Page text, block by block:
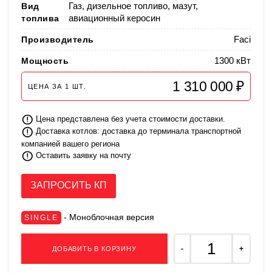
Вид
топлива
Газ, дизельное топливо, мазут,
авиационный керосин
Производитель Faci
Мощность 1300 кВт
ЦЕНА ЗА 1 ШТ. 1 310 000 ₽
Цена представлена без учета стоимости доставки.
Доставка котлов: доставка до терминала транспортной
компанией вашего региона
Оставить заявку на почту
ЗАПРОСИТЬ КП
SINGLE - Моноблочная версия
ДОБАВИТЬ В КОРЗИНУ